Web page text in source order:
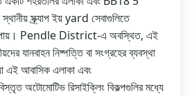
স্ক্র্যাপ ইয় yard সেবাগুলিতে
পায়। Pendle District-এ অবস্থিত, এই
যানবাহন নিষ্পত্তি বা সংগ্রহের ব্যবস্থা
এই আবাসিক এলাকা এবং
অটোমোটিভ রিসাইক্লিং বিকল্পগুলির মধ্যে